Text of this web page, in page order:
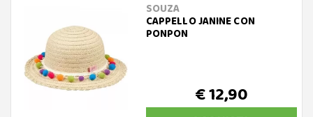
SOUZA
CAPPELLO JANINE CON
PONPON
€ 12,90